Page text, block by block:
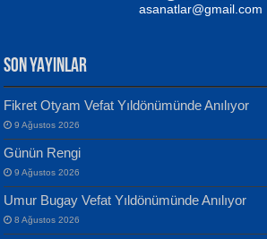
MUSTAFA KELOĞLU
Yarına İz Bırakmak...
Yılmaz Ekinci
Geceye Söylenen...
asanatlar@gmail.com
SON YAYINLAR
Fikret Otyam Vefat Yıldönümünde Anılıyor
9 Ağustos 2026
Günün Rengi
9 Ağustos 2026
Umur Bugay Vefat Yıldönümünde Anılıyor
8 Ağustos 2026